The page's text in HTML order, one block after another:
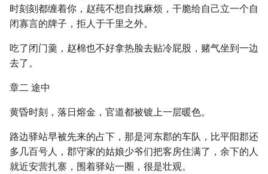
时刻刻都缠着你，赵莼不想自找麻烦，干脆给自己立一个自
闭寡言的牌子，拒人于千里之外。
吃了闭门羹，赵棉也不好拿热脸去贴冷屁股，赌气坐到一边
去了。
章二 途中
黄昏时刻，落日熔金，官道都被镀上一层暖色。
路边驿站早被先来的占下，那是河东郡的车队，比平阳郡还
多几百号人，郡守家的姑娘少爷们把客房住满了，余下的人
就近安营扎寨，围着驿站一圈，很是壮观。